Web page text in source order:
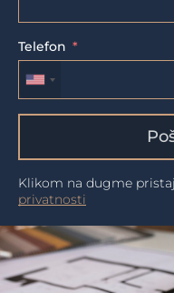
Telefon
Klikom na dugme
privatnosti